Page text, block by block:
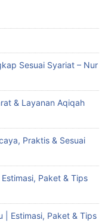
Sesuai Syariat – Nur
& Layanan Aqiqah
Praktis & Sesuai
Paket & Tips
| Estimasi, Paket & Tips